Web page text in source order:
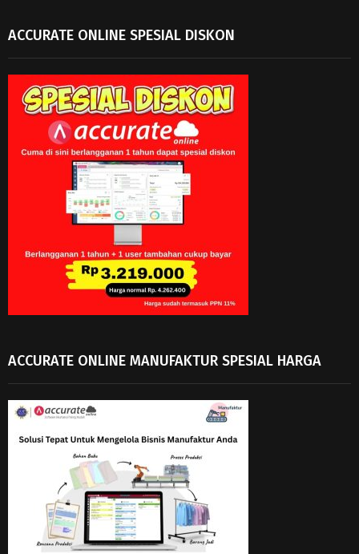
ACCURATE ONLINE SPESIAL DISKON
ACCURATE ONLINE MANUFAKTUR SPESIAL HARGA